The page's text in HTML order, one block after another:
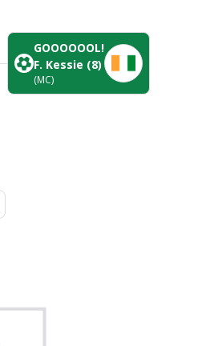
GOOOOOOL!
F. Kessie (8)
(MC)